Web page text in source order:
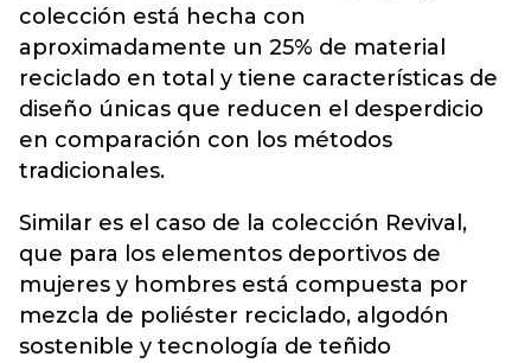
colección está hecha con
aproximadamente un 25% de material
reciclado en total y tiene características de
diseño únicas que reducen el desperdicio
en comparación con los métodos
tradicionales.
Similar es el caso de la colección Revival,
que para los elementos deportivos de
mujeres y hombres está compuesta por
mezcla de poliéster reciclado, algodón
sostenible y tecnología de teñido